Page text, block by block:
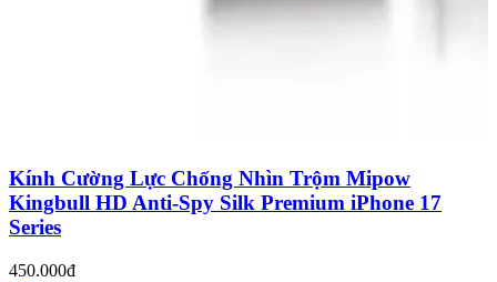
Kính Cường Lực Chống Nhìn Trộm Mipow
Kingbull HD Anti-Spy Silk Premium iPhone 17
Series
450.000đ